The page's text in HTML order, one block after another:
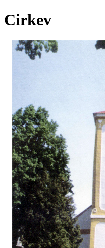
Cirkev